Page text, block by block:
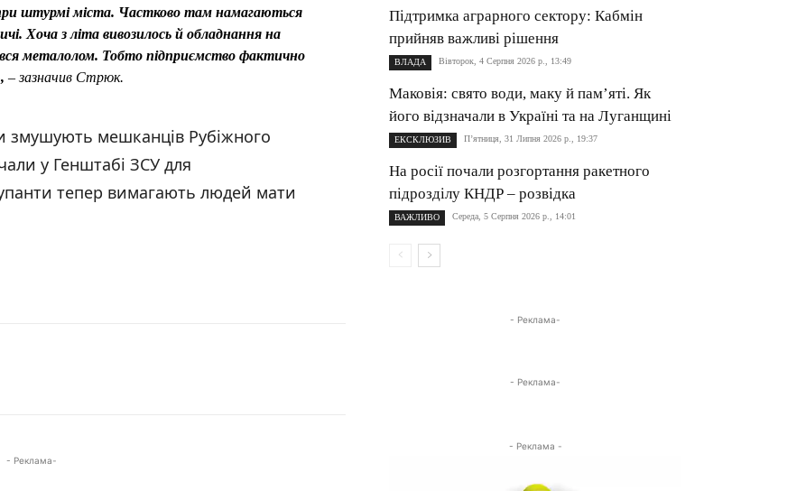
штурмі міста. Частково там намагаються
Хоча з літа вивозилось й обладнання на
металолом. Тобто підприємство фактично
– зазначив Стрюк.
змушують мешканців Рубіжного
у Генштабі ЗСУ для
тепер вимагають людей мати
- Реклама-
Підтримка аграрного сектору: Кабмін
прийняв важливі рішення
ВЛАДА Вівторок, 4 Серпня 2026 р., 13:49
Маковія: свято води, маку й пам’яті. Як
його відзначали в Україні та на Луганщині
ЕКСКЛЮЗИВ П’ятниця, 31 Липня 2026 р., 19:37
На росії почали розгортання ракетного
підрозділу КНДР – розвідка
ВАЖЛИВО Середа, 5 Серпня 2026 р., 14:01
- Реклама-
- Реклама-
- Реклама -